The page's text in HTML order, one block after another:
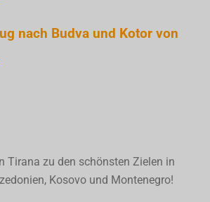
nach Budva und Kotor von
Tirana zu den schönsten Zielen in
Kosovo und Montenegro!